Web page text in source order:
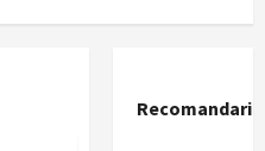
Recomandari